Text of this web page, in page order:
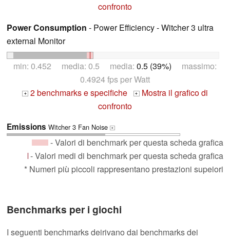
confronto
Power Consumption - Power Efficiency - Witcher 3 ultra
external Monitor
min: 0.452 media: 0.5 media: 0.5 (39%) massimo:
0.4924 fps per Watt
+ 2 benchmarks e specifiche + Mostra il grafico di
confronto
Emissions Witcher 3 Fan Noise +
- Valori di benchmark per questa scheda grafica
- Valori medi di benchmark per questa scheda grafica
* Numeri più piccoli rappresentano prestazioni supeiori
Benchmarks per i giochi
I seguenti benchmarks deirivano dai benchmarks dei